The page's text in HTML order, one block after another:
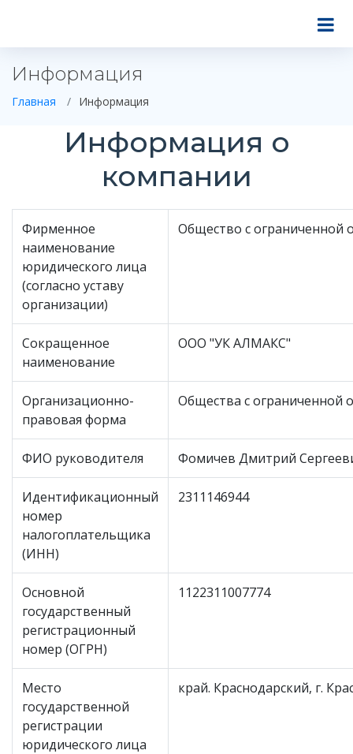
Информация
Главная Информация
Информация о
компании
Фирменное
наименование
юридического лица
(согласно уставу
организации)
Общество с
Сокращенное
наименование
ООО "УК АЛМАКС"
Организационно-
правовая форма
Общества с ограниченной
ФИО руководителя Фомичев Дмитрий
Идентификационный
номер
налогоплательщика
(ИНН)
2311146944
Основной
государственный
регистрационный
номер (ОГРН)
1122311007774
Место
государственной
регистрации
юридического лица
край. Краснодарский, г.